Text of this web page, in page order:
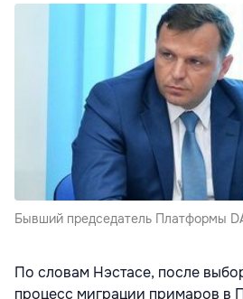
Бывший председатель Платформы
По словам Нэстасе, после
процесс миграции примаров в